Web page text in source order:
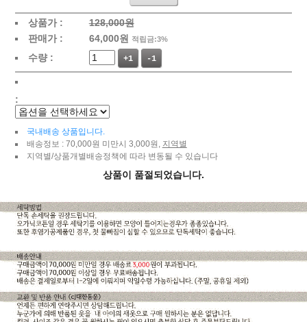
상품가 :
128,000원
판매가 :
64,000원 적립금:3%
수량 : +1 -1
:
국내배송 상품입니다.
배송정보 : 70,000원 미만시 3,000원, 지역별
지역별/상품개별배송정책에 따라 변동될 수 있습니다
상품이 품절되었습니다.